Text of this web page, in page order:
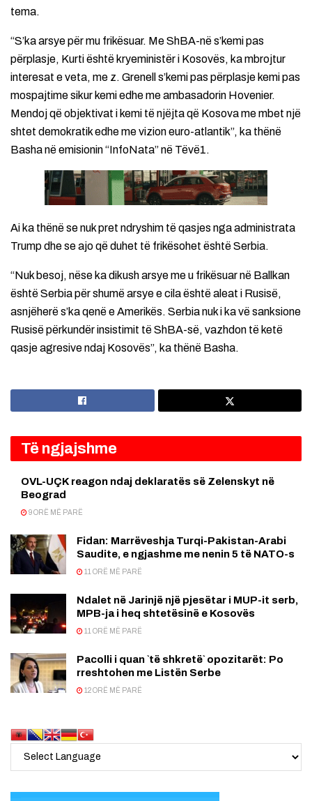
tema.
“S’ka arsye për mu frikësuar. Me ShBA-në s’kemi pas
përplasje, Kurti është kryeministër i Kosovës, ka mbrojtur
interesat e veta, me z. Grenell s’kemi pas përplasje kemi pas
mospajtime sikur kemi edhe me ambasadorin Hovenier.
Mendoj që objektivat i kemi të njëjta që Kosova me mbet një
shtet demokratik edhe me vizion euro-atlantik”, ka thënë
Basha në emisionin “InfoNata” në Tëvë1.
Ai ka thënë se nuk pret ndryshim të qasjes nga administrata
Trump dhe se ajo që duhet të frikësohet është Serbia.
“Nuk besoj, nëse ka dikush arsye me u frikësuar në Ballkan
është Serbia për shumë arsye e cila është aleat i Rusisë,
asnjëherë s’ka qenë e Amerikës. Serbia nuk i ka vë sanksione
Rusisë përkundër insistimit të ShBA-së, vazhdon të ketë
qasje agresive ndaj Kosovës”, ka thënë Basha.
Të ngjajshme
OVL-UÇK reagon ndaj deklaratës së Zelenskyt në
Beograd
9 ORË MË PARË
Fidan: Marrëveshja Turqi-Pakistan-Arabi
Saudite, e ngjashme me nenin 5 të NATO-s
11 ORË MË PARË
Ndalet në Jarinjë një pjesëtar i MUP-it serb,
MPB-ja i heq shtetësinë e Kosovës
11 ORË MË PARË
Pacolli i quan `të shkretë` opozitarët: Po
rreshtohen me Listën Serbe
12 ORË MË PARË